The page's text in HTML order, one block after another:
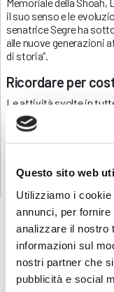
Questo sito web
Utilizziamo i
annunci, per
analizzare il nostro
informazioni sul
nostri partner che
pubblicità e social
il suo senso e le
senatrice Segre ha
alle nuove generazioni
di storia”.
Ricordare per
Le attività svolte in
commemorare il
la verità e a preservarla.
presente e impegnarsi
riconoscere e
6 Agosto 2026